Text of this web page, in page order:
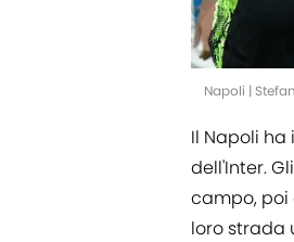
Napoli |
Il Napoli
dell'Inter.
campo, poi
loro strada